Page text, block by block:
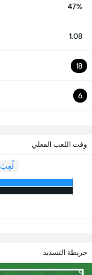
47%
1.08
18
6
وقت اللعب الفعلي
لُعِبَ
خريطة التسديد